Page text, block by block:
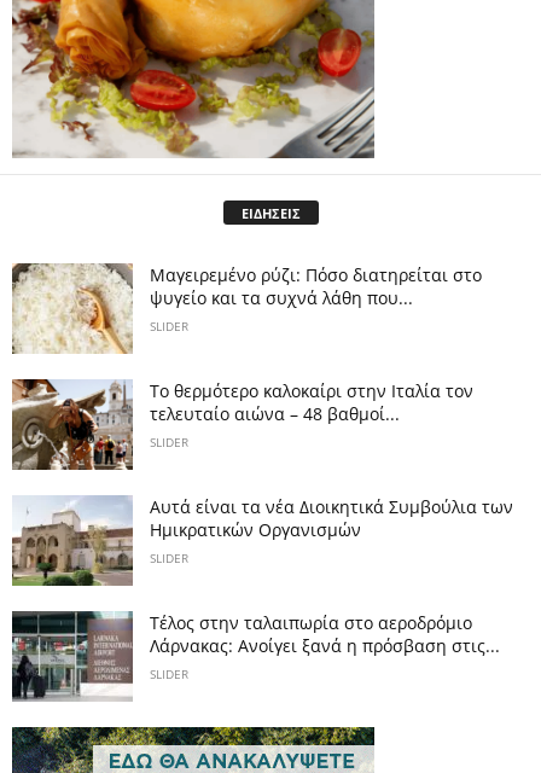
ΕΙΔΗΣΕΙΣ
Μαγειρεμένο ρύζι: Πόσο διατηρείται στο
ψυγείο και τα συχνά λάθη που...
SLIDER
Το θερμότερο καλοκαίρι στην Ιταλία τον
τελευταίο αιώνα – 48 βαθμοί...
SLIDER
Αυτά είναι τα νέα Διοικητικά Συμβούλια των
Ημικρατικών Οργανισμών
SLIDER
Tέλος στην ταλαιπωρία στο αεροδρόμιο
Λάρνακας: Ανοίγει ξανά η πρόσβαση στις...
SLIDER